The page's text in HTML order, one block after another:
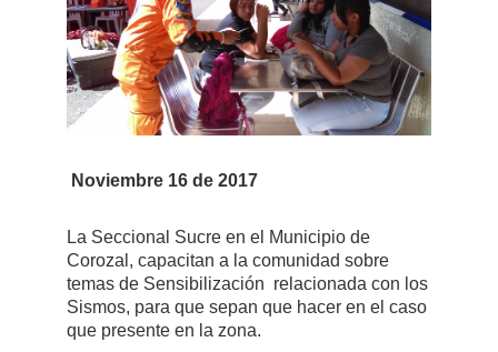
Noviembre 16 de 2017
La Seccional Sucre en el Municipio de
Corozal, capacitan a la comunidad sobre
temas de Sensibilización relacionada con los
Sismos, para que sepan que hacer en el caso
que presente en la zona.